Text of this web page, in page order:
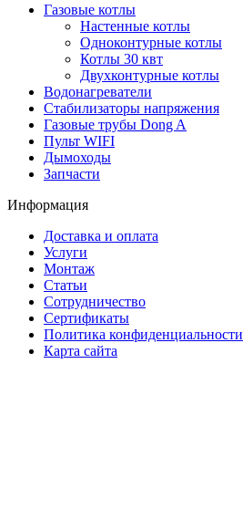
Газовые котлы
Настенные котлы
Одноконтурные котлы
Котлы 30 квт
Двухконтурные котлы
Водонагреватели
Стабилизаторы напряжения
Газовые трубы Dong A
Пульт WIFI
Дымоходы
Запчасти
Информация
Доставка и оплата
Услуги
Монтаж
Статьи
Сотрудничество
Сертификаты
Политика конфиденциальности
Карта сайта